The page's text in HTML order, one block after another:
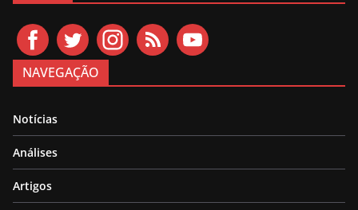
NAVEGAÇÃO
Notícias
Análises
Artigos